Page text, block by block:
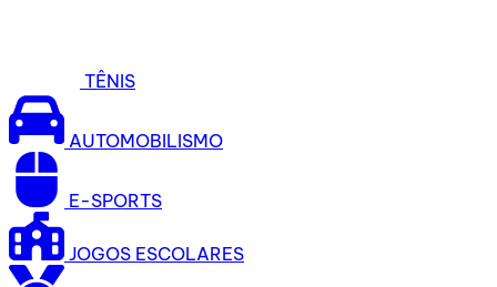
TÊNIS
AUTOMOBILISMO
E-SPORTS
JOGOS ESCOLARES